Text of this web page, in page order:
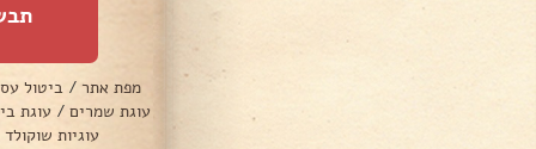
מפת אתר / ביטול
עוגת שמרים / עוגת
עוגיות